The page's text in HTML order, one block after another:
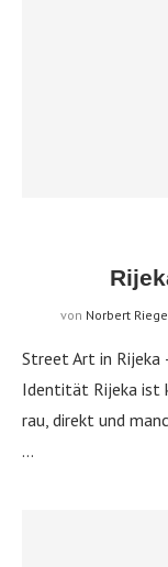
von Norbert
Street Art in Rijeka
Identität Rijeka ist
rau, direkt und
…